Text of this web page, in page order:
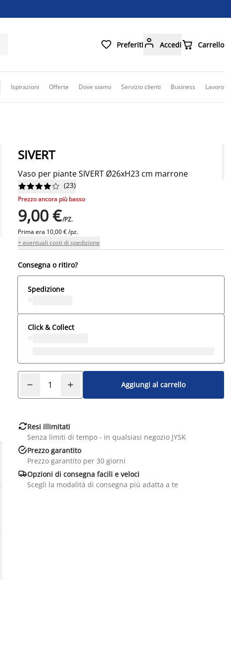
 Preferiti  Accedi Carrello
Ispirazioni Offerte Dove siamo Servizio clienti Business Lavoro
SIVERT
Vaso per piante SIVERT Ø26xH23 cm marrone





 (23)
Prezzo ancora più basso
9,00 €/PZ.
Prima era 10,00 € /pz.
+ eventuali costi di spedizione
Consegna o ritiro?
Spedizione
Click & Collect
Aggiungi al carrello
Resi illimitati
Senza limiti di tempo - in qualsiasi negozio JYSK
Prezzo garantito
Prezzo garantito per 30 giorni
Opzioni di consegna facili e veloci
Scegli la modalità di consegna più adatta a te